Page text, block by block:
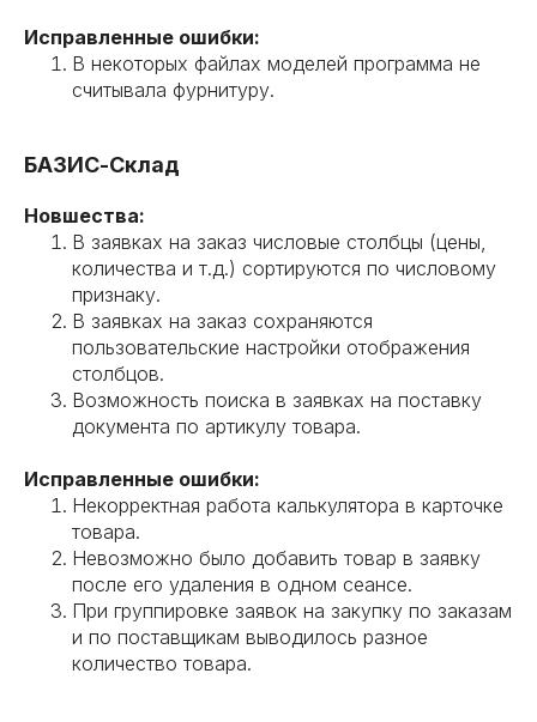
Исправленные ошибки:
В некоторых файлах моделей программа не
считывала фурнитуру.
БАЗИС-Склад
Новшества:
В заявках на заказ числовые столбцы (цены,
количества и т.д.) сортируются по числовому
признаку.
В заявках на заказ сохраняются
пользовательские настройки отображения
столбцов.
Возможность поиска в заявках на поставку
документа по артикулу товара.
Исправленные ошибки:
Некорректная работа калькулятора в карточке
товара.
Невозможно было добавить товар в заявку
после его удаления в одном сеансе.
При группировке заявок на закупку по заказам
и по поставщикам выводилось разное
количество товара.